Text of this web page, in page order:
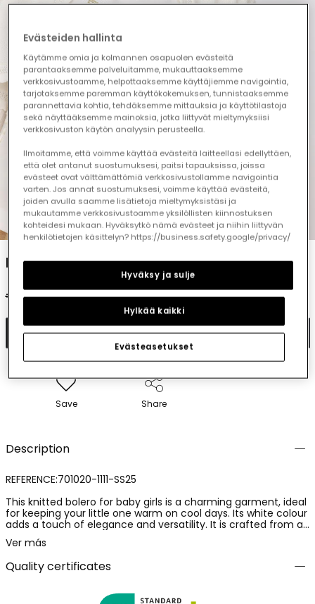
1 2 3 4 5
Knitted bolero for baby girl in white
€32.95 €19.95
Add to cart
Save Share
Description
REFERENCE:701020-1111-SS25
This knitted bolero for baby girls is a charming garment, ideal
for keeping your little one warm on cool days. Its white colour
adds a touch of elegance and versatility. It is crafted from a
soft material that offers comfort and warmth, and features
a design with details including scalloped edges, giving it a
delicate finish. It is suitable for girls with sizes ranging from 6
months to 8 years. Perfect for pairing with dresses or casual
Ver más
Quality certificates
Evästeiden hallinta
Käytämme omia ja kolmannen osapuolen evästeitä
parantaaksemme palveluitamme, mukauttaaksemme
verkkosivustoamme, helpottaaksemme käyttäjiemme navigointia,
tarjotaksemme paremman käyttökokemuksen, tunnistaaksemme
parannettavia kohtia, tehdäksemme mittauksia ja käyttötilastoja
sekä näyttääksemme mainoksia, jotka liittyvät mieltymyksiisi
verkkosivuston käytön analyysin perusteella.
Ilmoitamme, että voimme käyttää evästeitä laitteellasi edellyttäen,
että olet antanut suostumuksesi, paitsi tapauksissa, joissa
evästeet ovat välttämättömiä verkkosivustollamme navigointia
varten. Jos annat suostumuksesi, voimme käyttää evästeitä,
joiden avulla saamme lisätietoja mieltymyksistäsi ja
mukautamme verkkosivustoamme yksilöllisten kiinnostuksen
kohteidesi mukaan. Hyväksytkö nämä evästeet ja niihin liittyvän
henkilötietojen käsittelyn? https://business.safety.google/privacy/
Evästeasetukset
Hylkää kaikki
Hyväksy ja sulje